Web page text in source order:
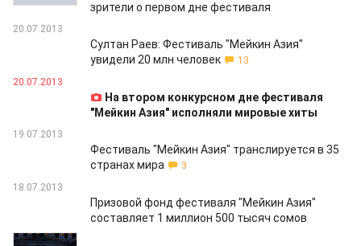
зрители о первом дне фестиваля
20.07.2013
Султан Раев: Фестиваль "Мейкин Азия"
увидели 20 млн человек
13
20.07.2013
На втором конкурсном дне фестиваля
"Мейкин Азия" исполняли мировые хиты
19.07.2013
Фестиваль "Мейкин Азия" транслируется в 35
странах мира
3
18.07.2013
Призовой фонд фестиваля "Мейкин Азия"
составляет 1 миллион 500 тысяч сомов
18.07.2013